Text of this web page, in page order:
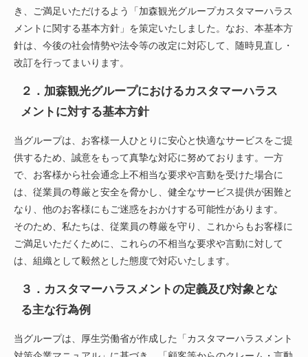
き、ご満足いただけるよう「加森観光グループカスタマーハラス
メントに関する基本方針」を策定いたしました。なお、本基本方
針は、今後の社会情勢や法令等の改定に対応して、随時見直し・
改訂を行ってまいります。
２．加森観光グループにおけるカスタマーハラス
メントに対する基本方針
当グループは、お客様一人ひとりに安心と快適なサービスをご提
供するため、誠意をもって真摯な対応に努めております。一方
で、お客様から社会通念上不相当な要求や言動を受けた場合に
は、従業員の尊厳と安全を脅かし、健全なサービス提供が困難と
なり、他のお客様にもご迷惑をおかけする可能性があります。
そのため、私たちは、従業員の尊厳を守り、これからもお客様に
ご満足いただくために、これらの不相当な要求や言動に対して
は、組織として毅然とした態度で対応いたします。
３．カスタマーハラスメントの定義及び対象とな
る主な行為例
当グループは、厚生労働省が作成した「カスタマーハラスメント